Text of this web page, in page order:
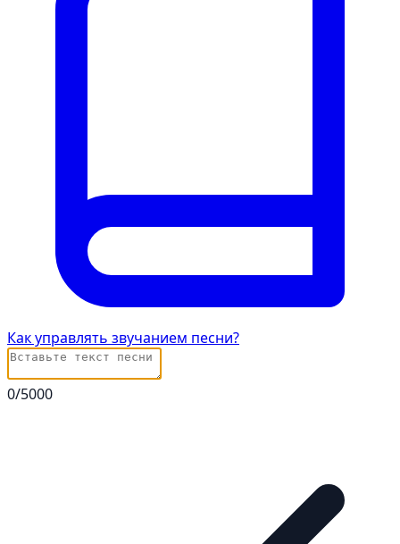
Как управлять звучанием песни?
0/5000